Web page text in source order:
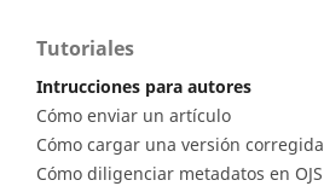
Tutoriales
Intrucciones para autores
Cómo enviar un artículo
Cómo cargar una versión corregida
Cómo diligenciar metadatos en OJS